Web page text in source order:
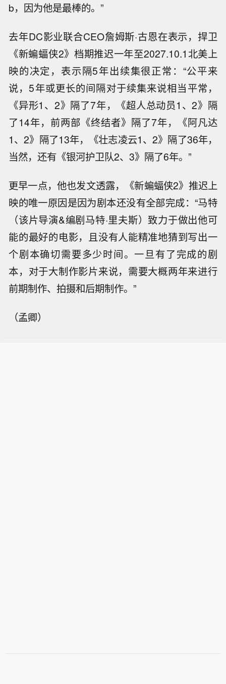
b，因为他是最棒的。”
去年DC影业联合CEO詹姆斯·古恩在表示，捍卫
《新蝙蝠侠2》档期推迟一年至2027.10.1北美上
映的决定，表示隔5年出续集很正常：“公平来
说，5年或更长的间隔对于续集来说相当平常，
《异形1、2》隔了7年，《超人总动员1、2》隔
了14年，前两部《终结者》隔了7年，《阿凡达
1、2》隔了13年，《壮志凌云1、2》隔了36年，
当然，还有《银河护卫队2、3》隔了6年。”
更早一点，他也发文透露，《新蝙蝠侠2》推迟上
映的唯一原因是因为剧本还没有全部完成：“马特
（该片导演&编剧马特·里夫斯）致力于做出他可
能的最好的电影，且没有人能精准地猜到写出一
个剧本确切需要多少时间。一旦有了完成的剧
本，对于大制作影片来说，需要大概两年来进行
前期制作、拍摄和后期制作。”
（孟卿）